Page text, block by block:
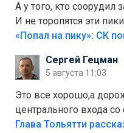
А у того, кто соорудил
И не торопятся эти
Сергей Гецман
5 августа 11:03
Это все хорошо,а
центрального входа
аттракционам слабо